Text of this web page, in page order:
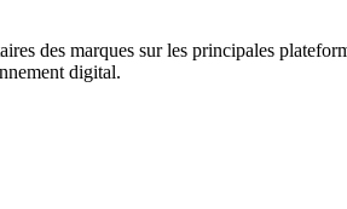
des marques sur les principales
digital.